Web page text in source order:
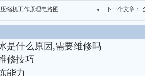
缩机工作原理电路图 下一个文章：
是什么原因,需要维修吗
修技巧
能力